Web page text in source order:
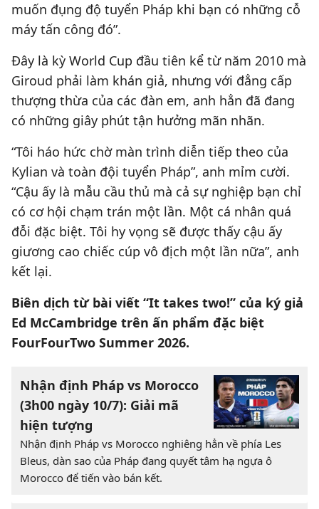
muốn đụng độ tuyển Pháp khi bạn có những cỗ
máy tấn công đó”.
Đây là kỳ World Cup đầu tiên kể từ năm 2010 mà
Giroud phải làm khán giả, nhưng với đẳng cấp
thượng thừa của các đàn em, anh hẳn đã đang
có những giây phút tận hưởng mãn nhãn.
“Tôi háo hức chờ màn trình diễn tiếp theo của
Kylian và toàn đội tuyển Pháp”, anh mỉm cười.
“Cậu ấy là mẫu cầu thủ mà cả sự nghiệp bạn chỉ
có cơ hội chạm trán một lần. Một cá nhân quá
đỗi đặc biệt. Tôi hy vọng sẽ được thấy cậu ấy
giương cao chiếc cúp vô địch một lần nữa”, anh
kết lại.
Biên dịch từ bài viết “It takes two!” của ký giả
Ed McCambridge trên ấn phẩm đặc biệt
FourFourTwo Summer 2026.
Nhận định Pháp vs Morocco
(3h00 ngày 10/7): Giải mã
hiện tượng
Nhận định Pháp vs Morocco nghiêng hẳn về phía Les
Bleus, dàn sao của Pháp đang quyết tâm hạ ngựa ô
Morocco để tiến vào bán kết.